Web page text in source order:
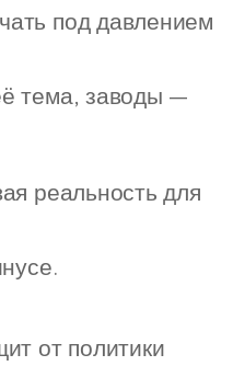
под давлением
тема, заводы —
реальность для
от политики